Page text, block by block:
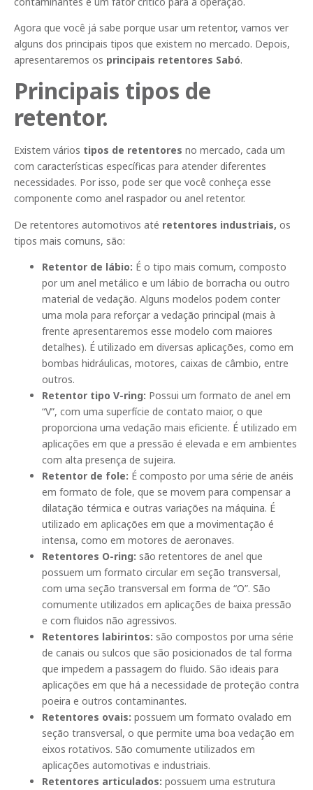
Agora que você já sabe porque usar um retentor, vamos ver
alguns dos principais tipos que existem no mercado. Depois,
apresentaremos os principais retentores Sabó.
Principais tipos de
retentor.
Existem vários tipos de retentores no mercado, cada um
com características específicas para atender diferentes
necessidades. Por isso, pode ser que você conheça esse
componente como anel raspador ou anel retentor.
De retentores automotivos até retentores industriais, os
tipos mais comuns, são:
Retentor de lábio: É o tipo mais comum, composto
por um anel metálico e um lábio de borracha ou outro
material de vedação. Alguns modelos podem conter
uma mola para reforçar a vedação principal (mais à
frente apresentaremos esse modelo com maiores
detalhes). É utilizado em diversas aplicações, como em
bombas hidráulicas, motores, caixas de câmbio, entre
outros.
Retentor tipo V-ring: Possui um formato de anel em
“V”, com uma superfície de contato maior, o que
proporciona uma vedação mais eficiente. É utilizado em
aplicações em que a pressão é elevada e em ambientes
com alta presença de sujeira.
Retentor de fole: É composto por uma série de anéis
em formato de fole, que se movem para compensar a
dilatação térmica e outras variações na máquina. É
utilizado em aplicações em que a movimentação é
intensa, como em motores de aeronaves.
Retentores O-ring: são retentores de anel que
possuem um formato circular em seção transversal,
com uma seção transversal em forma de “O”. São
comumente utilizados em aplicações de baixa pressão
e com fluidos não agressivos.
Retentores labirintos: são compostos por uma série
de canais ou sulcos que são posicionados de tal forma
que impedem a passagem do fluido. São ideais para
aplicações em que há a necessidade de proteção contra
poeira e outros contaminantes.
Retentores ovais: possuem um formato ovalado em
seção transversal, o que permite uma boa vedação em
eixos rotativos. São comumente utilizados em
aplicações automotivas e industriais.
Retentores articulados: possuem uma estrutura